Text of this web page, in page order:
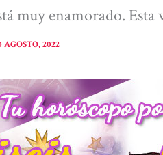
muy enamorado.
AGOSTO, 2022